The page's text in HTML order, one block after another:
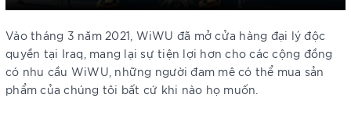
Vào tháng 3 năm 2021, WiWU đã mở cửa hàng đại lý độc
quyền tại Iraq, mang lại sự tiện lợi hơn cho các cộng đồng
có nhu cầu WiWU, những người đam mê có thể mua sản
phẩm của chúng tôi bất cứ khi nào họ muốn.